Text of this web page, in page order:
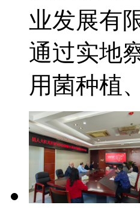
业发展有
通过实地
用菌种植